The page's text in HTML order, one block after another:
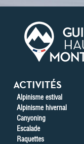
ACTIVITÉS
Alpinisme estival
Alpinisme hivernal
Canyoning
Escalade
Raquettes